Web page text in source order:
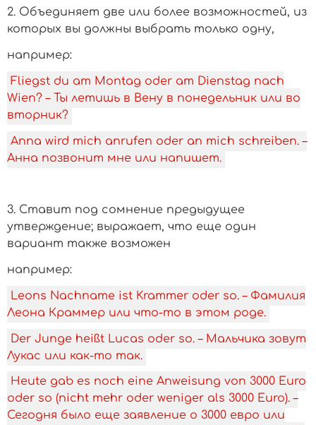
2. Объединяет две или более возможностей, из
которых вы должны выбрать только одну,
­например:
Fliegst du am Montag oder am Dienstag nach
Wien? – Ты летишь в Вену в понедельник или во
вторник?
Anna wird mich anrufen oder an mich schreiben. –
Анна позвонит мне или напишет.
3. Ставит под сомнение предыдущее
утверждение; выражает, что еще один
вариант также возможен
­например:
Leons Nachname ist Krammer oder so. – Фамилия
Леона Краммер или что-то в этом роде.
Der Junge heißt Lucas oder so. – Мальчика зовут
Лукас или как-то так.
Heute gab es noch eine Anweisung von 3000 Euro
oder so (nicht mehr oder weniger als 3000 Euro). –
Сегодня было еще заявление о 3000 евро или